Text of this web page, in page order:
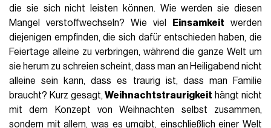
die sie sich nicht leisten können. Wie werden sie diesen
Mangel verstoffwechseln? Wie viel
Einsamkeit werden
diejenigen empfinden, die sich dafür entschieden haben, die
Feiertage alleine zu verbringen, während die ganze Welt um
sie herum zu schreien scheint, dass man an Heiligabend nicht
alleine sein kann, dass es traurig ist, dass man Familie
braucht? Kurz gesagt,Weihnachtstraurigkeit hängt nicht
mit dem Konzept von Weihnachten selbst zusammen,
sondern mit allem, was es umgibt, einschließlich einer Welt